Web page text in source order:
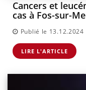
Cancers et
cas à Fos-sur-
Publié le 13.12.2024
LIRE L'ARTICLE